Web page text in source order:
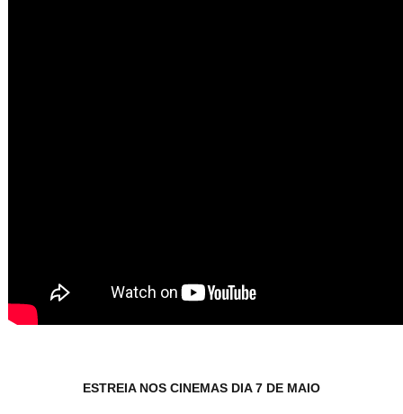
ESTREIA NOS CINEMAS DIA 7 DE MAIO